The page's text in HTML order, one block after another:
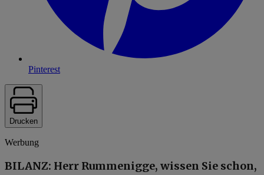
Pinterest
Drucken
Werbung
BILANZ: Herr Rummenigge, wissen Sie schon,